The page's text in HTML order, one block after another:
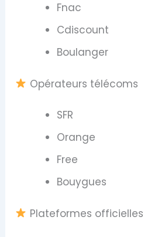
Fnac
Cdiscount
Boulanger
Opérateurs télécoms
SFR
Orange
Free
Bouygues
Plateformes officielles